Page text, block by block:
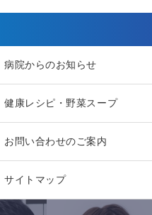
病院からのお知らせ
健康レシピ・野菜スープ
お問い合わせのご案内
サイトマップ